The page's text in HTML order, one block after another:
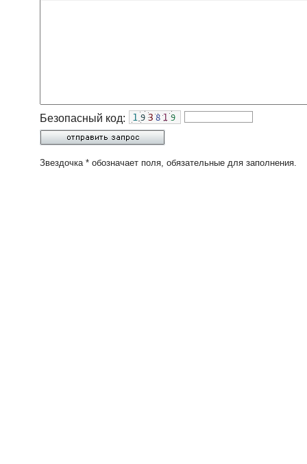
Безопасный код:
Звездочка * обозначает поля, обязательные для заполнения.